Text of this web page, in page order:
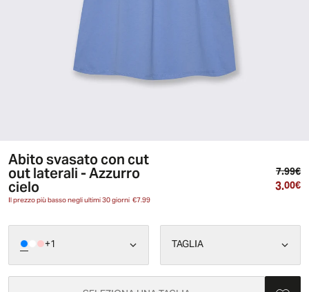
Abito svasato con cut
out laterali - Azzurro
cielo
Il prezzo più basso negli ultimi 30 giorni€7.99
7.99€
3.00€
+1 TAGLIA